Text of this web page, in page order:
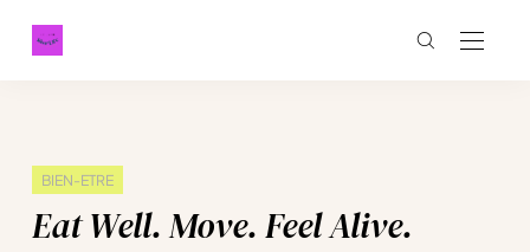
BIEN-ETRE
Eat Well. Move. Feel Alive.